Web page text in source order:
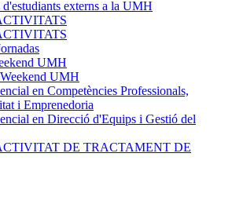
d'estudiants externs a la UMH
UMH
UMH
en Competències Professionals,
i Emprenedoria
en Direcció d'Equips i Gestió del
DE TRACTAMENT DE